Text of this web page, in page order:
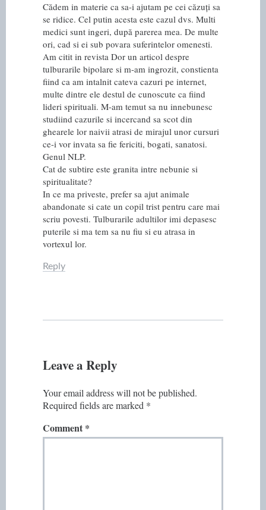
Cădem in materie ca sa-i ajutam pe cei căzuți sa
se ridice. Cel putin acesta este cazul dvs. Multi
medici sunt ingeri, după parerea mea. De multe
ori, cad si ei sub povara suferintelor omenesti.
Am citit in revista Dor un articol despre
tulburarile bipolare si m-am ingrozit, constienta
fiind ca am intalnit cateva cazuri pe internet,
multe dintre ele destul de cunoscute ca fiind
lideri spirituali. M-am temut sa nu innebunesc
studiind cazurile si incercand sa scot din
ghearele lor naivii atrasi de mirajul unor cursuri
ce-i vor invata sa fie fericiti, bogati, sanatosi.
Genul NLP.
Cat de subtire este granita intre nebunie si
spiritualitate?
In ce ma priveste, prefer sa ajut animale
abandonate si cate un copil trist pentru care mai
scriu povesti. Tulburarile adultilor imi depasesc
puterile si ma tem sa nu fiu si eu atrasa in
vortexul lor.
Reply
Leave a Reply
Your email address will not be published.
Required fields are marked *
Comment *